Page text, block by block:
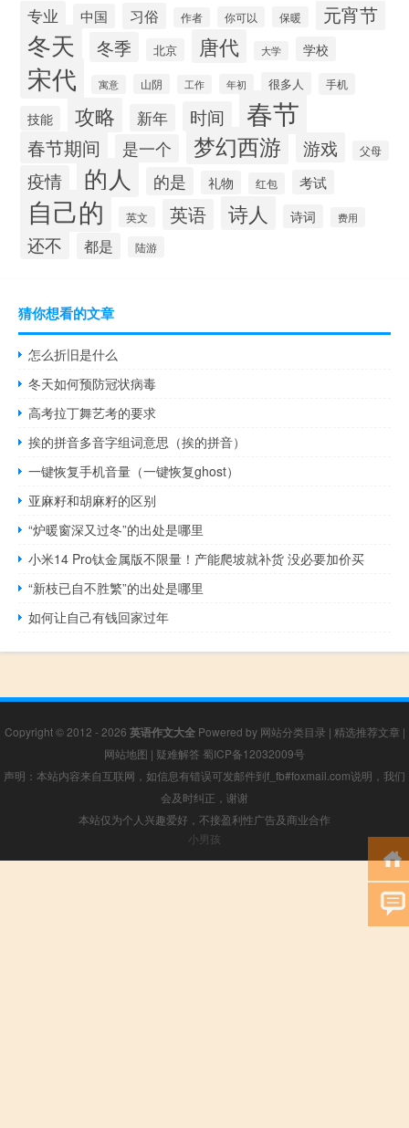
专业 中国 习俗 作者 你可以 保暖 元宵节
冬天 冬季 北京 唐代 大学 学校
宋代 寓意 山阴 工作 年初 很多人 手机
技能 攻略 新年 时间 春节
春节期间 是一个 梦幻西游 游戏 父母
疫情 的人 的是 礼物 红包 考试
自己的 英文 英语 诗人 诗词 费用
还不 都是 陆游
猜你想看的文章
怎么折旧是什么
冬天如何预防冠状病毒
高考拉丁舞艺考的要求
挨的拼音多音字组词意思（挨的拼音）
一键恢复手机音量（一键恢复ghost）
亚麻籽和胡麻籽的区别
“炉暖窗深又过冬”的出处是哪里
小米14 Pro钛金属版不限量！产能爬坡就补货 没必要加价买
“新枝已自不胜繁”的出处是哪里
如何让自己有钱回家过年
Copyright © 2012 - 2026 英语作文大全Powered by 网站分类目录 | 精选推荐文章 |
网站地图 | 疑难解答 蜀ICP备12032009号
声明：本站内容来自互联网，如信息有错误可发邮件到f_fb#foxmail.com说明，我们
会及时纠正，谢谢
本站仅为个人兴趣爱好，不接盈利性广告及商业合作
小男孩